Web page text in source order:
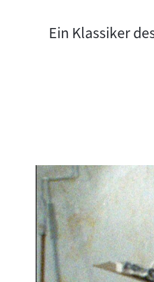
Ein Klassiker